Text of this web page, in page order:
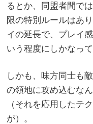
るとか、同盟者間で
限の特別ルールはあ
イの延長で、プレイ
いう程度にしかなっ
しかも、味方同士も
の領地に攻め込むな
（それを応用したテ
が）。